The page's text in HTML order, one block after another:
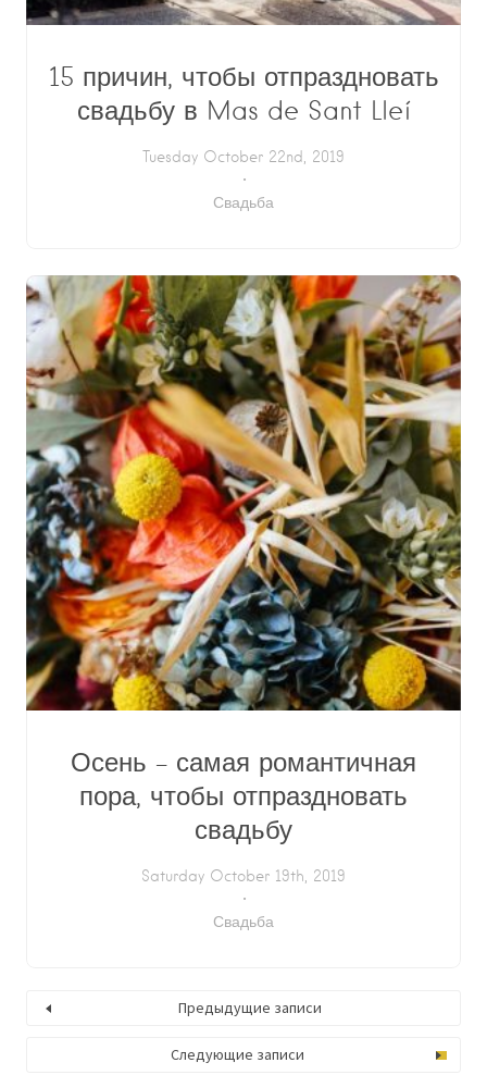
15 причин, чтобы отпраздновать
свадьбу в Mas de Sant Lleí
Tuesday October 22nd, 2019
Свадьба
Осень – самая романтичная
пора, чтобы отпраздновать
свадьбу
Saturday October 19th, 2019
Свадьба
Предыдущие записи
Следующие записи